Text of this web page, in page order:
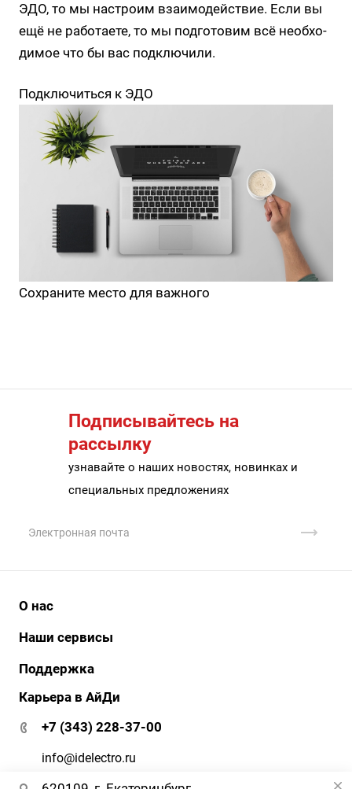
ЭДО, то мы на­стро­им вза­и­мо­дей­ствие. Ес­ли вы
ещё не ра­бо­та­е­те, то мы под­го­то­вим всё необ­хо­
ди­мое что бы вас под­клю­чи­ли.
Подключиться к ЭДО
Сохраните место для важного
Подписывайтесь на
рассылку
узнавайте о наших новостях, новинках и
специальных предложениях
О нас
История
Сертификаты
АйДи-тур
Реквизиты
Наши сервисы
АйДи бизнес
АйДи-тур
ЭДО
Поддержка
Документация и ПО
Гарантия и сервис
Карьера в АйДи
+7 (343) 228-37-00
info@idelectro.ru